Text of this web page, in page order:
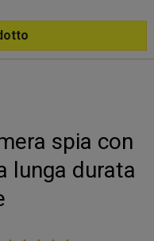
spia con
lunga durata